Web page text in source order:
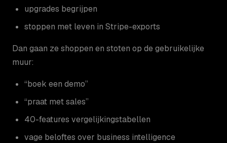
upgrades begrijpen
stoppen met leven in Stripe-exports
Dan gaan ze shoppen en stoten op de gebruikelijke
muur:
“boek een demo”
“praat met sales”
40-features vergelijkingstabellen
vage beloftes over business intelligence